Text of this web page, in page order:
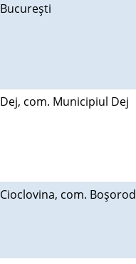
Bucureşti
Dej, com. Municipiul Dej
Cioclovina, com. Boşorod